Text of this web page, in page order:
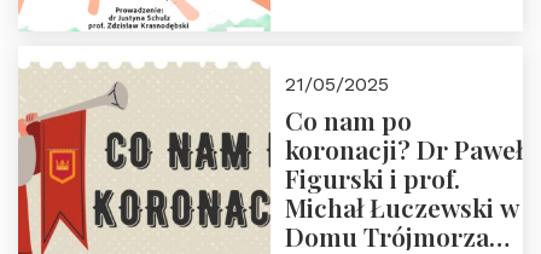
Zapraszamy do
zapisów.
21/05/2025
Co nam po
koronacji? Dr Paweł
Figurski i prof.
Michał Łuczewski w
Domu Trójmorza